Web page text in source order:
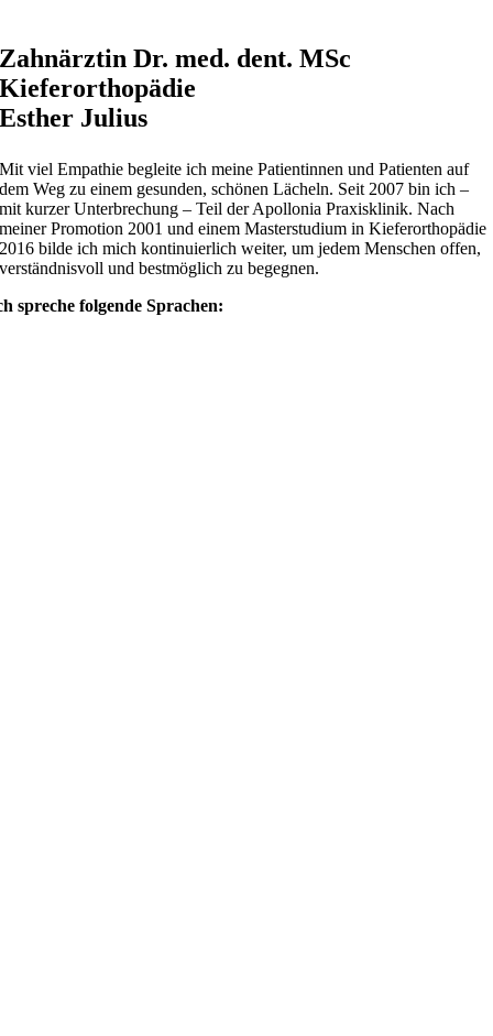
Zahnärztin Dr. med. dent. MSc
Kieferorthopädie
Esther Julius
Mit viel Empathie begleite ich meine Patientinnen und Patienten auf
dem Weg zu einem gesunden, schönen Lächeln. Seit 2007 bin ich –
mit kurzer Unterbrechung – Teil der Apollonia Praxisklinik. Nach
meiner Promotion 2001 und einem Masterstudium in Kieferorthopädie
2016 bilde ich mich kontinuierlich weiter, um jedem Menschen offen,
verständnisvoll und bestmöglich zu begegnen.
spreche folgende Sprachen: